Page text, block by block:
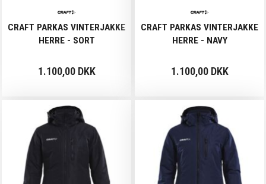
CRAFT PARKAS VINTERJAKKE
HERRE - SORT
1.100,00 DKK
CRAFT PARKAS VINTERJAKKE
HERRE - NAVY
1.100,00 DKK